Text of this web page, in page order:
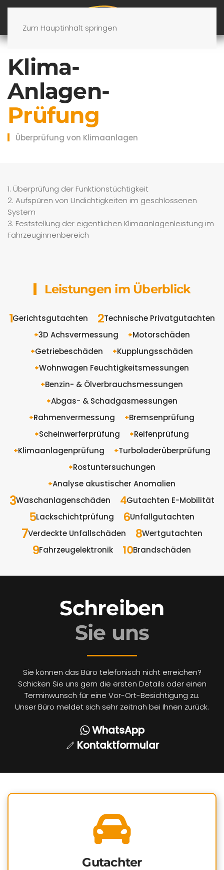
Zum Hauptinhalt springen
Klima-
Anlagen-
Prüfung
Überprüfung von Klimaanlagen
1. Überprüfung der Funktionstüchtigkeit
2. Aufspüren von Undichtigkeiten im geschlossenen
System
3. Feststellung der eigentlichen Klimaanlagenleistung im
Fahrzeuginnenbereich
Leistungen im Überblick
Gerichtsgutachten
Technische Privatgutachten
3D Achsvermessung
Motorschäden
Getriebeschäden
Kupplungsschäden
Wohnwagen Feuchtigkeitsmessungen
Benzin- & Ölverbrauchsmessungen
Abgas- & Schadgasmessungen
Rahmenvermessung
Bremsenprüfung
Scheinwerferprüfung
Reifenprüfung
Klimaanlagenprüfung
Turboladerüberprüfung
Rostuntersuchungen
Analyse akustischer Anomalien
Waschanlagenschäden
Gutachten E-Mobilität
Lackschichtprüfung
Unfallgutachten
Verdeckte Unfallschäden
Wertgutachten
Fahrzeugelektronik
Brandschäden
Schreiben
Sie uns
Sie können das Büro telefonisch nicht erreichen?
Schicken Sie uns gern die ersten Details oder einen
Terminwunsch für eine Vor-Ort-Besichtigung zu.
Unser Büro meldet sich sehr zeitnah bei Ihnen zurück.
WhatsApp
Kontaktformular
Gutachter